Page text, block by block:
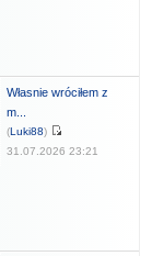
Własnie wróciłem z
m...
(Luki88)
31.07.2026 23:21